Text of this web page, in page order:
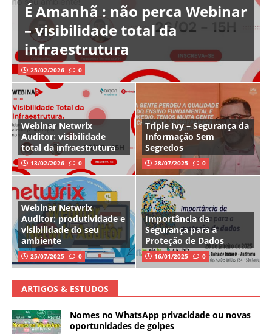
É Amanhã : não perca Webinar
– visibilidade total da
infraestrutura
25/02/2026 0
Webinar Netwrix
Auditor: visibilidade
total da infraestrutura
13/02/2026 0
Triple Ivy – Segurança da
Informação Sem
Segredos
28/07/2025 0
Webinar Netwrix
Auditor: produtividade e
visibilidade do seu
ambiente
25/07/2025 0
Importância da
Segurança para a
Proteção de Dados
16/01/2025 0
ARTIGOS & ESTUDOS
Nomes no WhatsApp privacidade ou novas
oportunidades de golpes